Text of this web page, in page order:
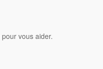
vous aider.